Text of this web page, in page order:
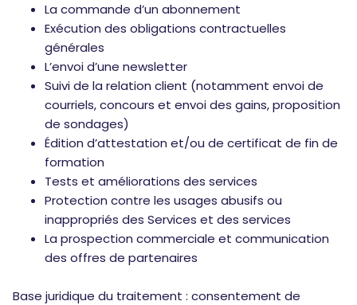
La commande d’un abonnement
Exécution des obligations contractuelles
générales
L’envoi d’une newsletter
Suivi de la relation client (notamment envoi de
courriels, concours et envoi des gains, proposition
de sondages)
Édition d’attestation et/ou de certificat de fin de
formation
Tests et améliorations des services
Protection contre les usages abusifs ou
inappropriés des Services et des services
La prospection commerciale et communication
des offres de partenaires
Base juridique du traitement : consentement de